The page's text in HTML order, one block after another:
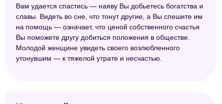
Вам удается спастись — наяву Вы добьетесь богатства и
славы. Видеть во сне, что тонут другие, а Вы спешите им
на помощь — означает, что ценой собственного счастья
Вы поможете другу добиться положения в обществе.
Молодой женщине увидеть своего возлюбленного
утонувшим — к тяжелой утрате и несчастью.